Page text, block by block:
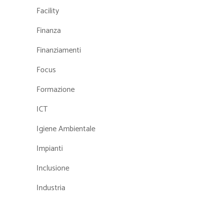
Facility
Finanza
Finanziamenti
Focus
Formazione
ICT
Igiene Ambientale
Impianti
Inclusione
Industria